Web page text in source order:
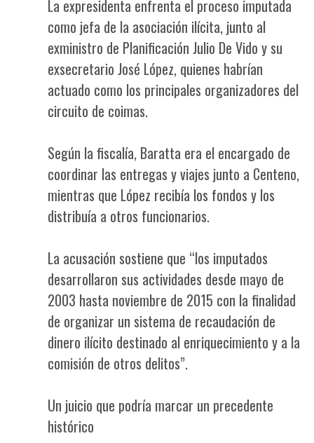
La expresidenta enfrenta el proceso imputada
como jefa de la asociación ilícita, junto al
exministro de Planificación Julio De Vido y su
exsecretario José López, quienes habrían
actuado como los principales organizadores del
circuito de coimas.
Según la fiscalía, Baratta era el encargado de
coordinar las entregas y viajes junto a Centeno,
mientras que López recibía los fondos y los
distribuía a otros funcionarios.
La acusación sostiene que “los imputados
desarrollaron sus actividades desde mayo de
2003 hasta noviembre de 2015 con la finalidad
de organizar un sistema de recaudación de
dinero ilícito destinado al enriquecimiento y a la
comisión de otros delitos”.
Un juicio que podría marcar un precedente
histórico